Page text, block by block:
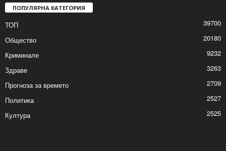
ПОПУЛЯРНА КАТЕГОРИЯ
ТОП
39700
Общество
20180
Криминале
9232
Здраве
3263
Прогноза за времето
2709
Политика
2527
Култура
2525